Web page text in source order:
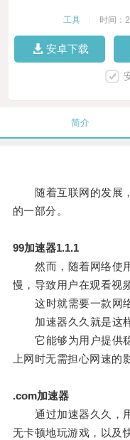
工具 时间：
安卓下载
简介
随着互联网的发展，
的一部分。
99加速器1.1.1
然而，随着网络使用
慢，导致用户在观看视
这时就需要一款网络
加速器久久就是这样
它能够为用户提供稳
上网时无需担心网速的
.com加速器
通过加速器久久，用
无卡顿地玩游戏，以及